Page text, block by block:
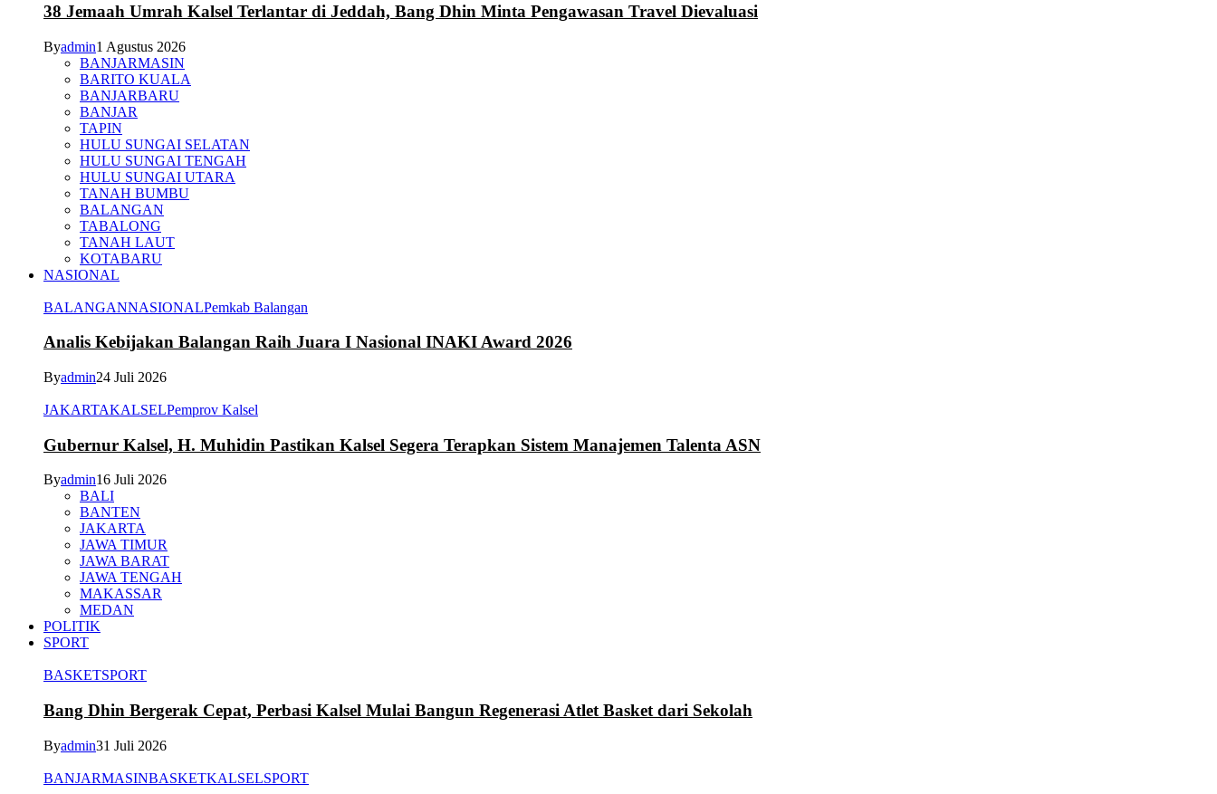
38 Jemaah Umrah Kalsel Terlantar di Jeddah, Bang Dhin Minta Pengawasan Travel Dievaluasi
Byadmin1 Agustus 2026
BANJARMASIN
BARITO KUALA
BANJARBARU
BANJAR
TAPIN
HULU SUNGAI SELATAN
HULU SUNGAI TENGAH
HULU SUNGAI UTARA
TANAH BUMBU
BALANGAN
TABALONG
TANAH LAUT
KOTABARU
NASIONAL
BALANGANNASIONALPemkab Balangan
Analis Kebijakan Balangan Raih Juara I Nasional INAKI Award 2026
Byadmin24 Juli 2026
JAKARTAKALSELPemprov Kalsel
Gubernur Kalsel, H. Muhidin Pastikan Kalsel Segera Terapkan Sistem Manajemen Talenta ASN
Byadmin16 Juli 2026
BALI
BANTEN
JAKARTA
JAWA TIMUR
JAWA BARAT
JAWA TENGAH
MAKASSAR
MEDAN
POLITIK
SPORT
BASKETSPORT
Bang Dhin Bergerak Cepat, Perbasi Kalsel Mulai Bangun Regenerasi Atlet Basket dari Sekolah
Byadmin31 Juli 2026
BANJARMASINBASKETKALSELSPORT